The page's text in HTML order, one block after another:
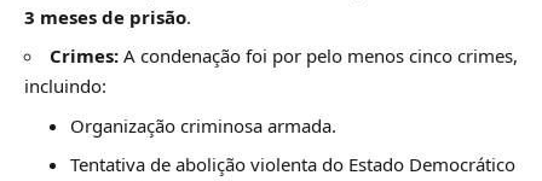
3 meses de prisão.
Crimes: A condenação foi por pelo menos cinco crimes,
incluindo:
Organização criminosa armada.
Tentativa de abolição violenta do Estado Democrático